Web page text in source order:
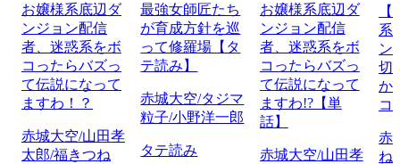
お嬢様系底辺ダ
ンジョン配信
者、迷惑系をボ
コったらバズっ
て伝説になって
ますわ！？
赤城大空/山田孝
太郎/福きつね
最強女師匠たち
が育成方針を巡
って修羅場【タ
テ読み】
赤城大空/タジマ
粒子/小野洋一郎
タテ読み
お嬢様系底辺ダ
ンジョン配信
者、迷惑系をボ
コったらバズっ
て伝説になって
ますわ!?【単
話】
赤城大空/山田孝
系
ン
切
か
コ
赤
ね